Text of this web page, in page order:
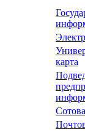
карта